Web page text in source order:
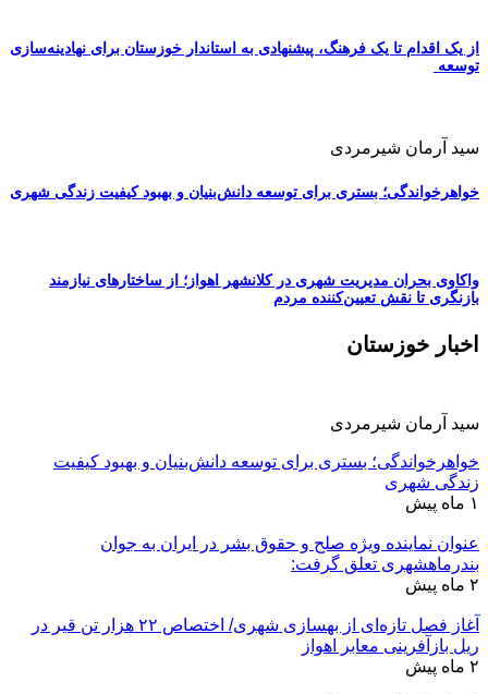
از یک اقدام تا یک فرهنگ، پیشنهادی به استاندار خوزستان برای نهادینه‌سازی
توسعه
سید آرمان شیرمردی
خواهرخواندگی؛ بستری برای توسعه دانش‌بنیان و بهبود کیفیت زندگی شهری
واکاوی بحران مدیریت شهری در کلانشهر اهواز؛ از ساختارهای نیازمند
بازنگری تا نقش تعیین‌کننده مردم
اخبار خوزستان
سید آرمان شیرمردی
خواهرخواندگی؛ بستری برای توسعه دانش‌بنیان و بهبود کیفیت
زندگی شهری
۱ ماه پیش
عنوان نماینده ویژه صلح و حقوق بشر در ایران به جوان
بندرماهشهری تعلق گرفت:
۲ ماه پیش
آغاز فصل تازه‌ای از بهسازی شهری/ اختصاص ۲۲ هزار تن قیر در
ریل بازآفرینی معابر اهواز
۲ ماه پیش